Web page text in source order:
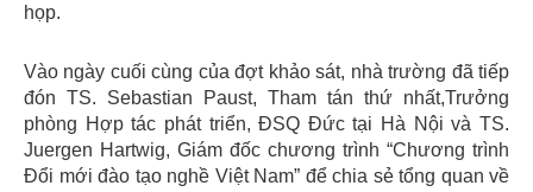
họp.
Vào ngày cuối cùng của đợt khảo sát, nhà trường đã tiếp
đón TS. Sebastian Paust, Tham tán thứ nhất,Trưởng
phòng Hợp tác phát triển, ĐSQ Đức tại Hà Nội và TS.
Juergen Hartwig, Giám đốc chương trình “Chương trình
Đổi mới đào tạo nghề Việt Nam” để chia sẻ tổng quan về